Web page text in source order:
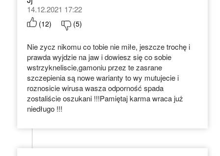
14.12.2021 17:22
(12) (5)
Nie zycz nikomu co tobie nie miłe, jeszcze trochę i
prawda wyjdzie na jaw i dowiesz się co sobie
wstrzykneliscie,gamoniu przez te zasrane
szczepienia są nowe warianty to wy mutujecie i
roznosicie wirusa wasza odporność spada
zostaliście oszukani !!!Pamiętaj karma wraca już
niedługo !!!